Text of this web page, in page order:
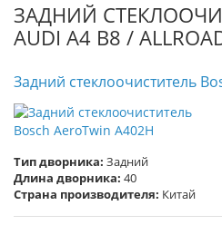
ЗАДНИЙ
AUDI A4 B8 /
Задний стеклоочиститель
Тип дворника: Задний
Длина дворника: 40
Страна производителя: Китай